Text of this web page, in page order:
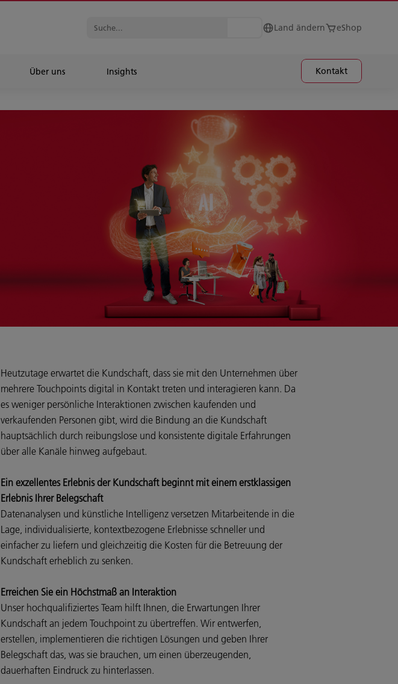
Land ändern eShop
Über uns Insights Kontakt
Heutzutage erwartet die Kundschaft, dass sie mit den Unternehmen über
mehrere Touchpoints digital in Kontakt treten und interagieren kann. Da
es weniger persönliche Interaktionen zwischen kaufenden und
verkaufenden Personen gibt, wird die Bindung an die Kundschaft
hauptsächlich durch reibungslose und konsistente digitale Erfahrungen
über alle Kanäle hinweg aufgebaut.
Ein exzellentes Erlebnis der Kundschaft beginnt mit einem erstklassigen
Erlebnis Ihrer Belegschaft
Datenanalysen und künstliche Intelligenz versetzen Mitarbeitende in die
Lage, individualisierte, kontextbezogene Erlebnisse schneller und
einfacher zu liefern und gleichzeitig die Kosten für die Betreuung der
Kundschaft erheblich zu senken.
Erreichen Sie ein Höchstmaß an Interaktion
Unser hochqualifiziertes Team hilft Ihnen, die Erwartungen Ihrer
Kundschaft an jedem Touchpoint zu übertreffen. Wir entwerfen,
erstellen, implementieren die richtigen Lösungen und geben Ihrer
Belegschaft das, was sie brauchen, um einen überzeugenden,
dauerhaften Eindruck zu hinterlassen.